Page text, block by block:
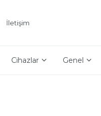
İletişim
Cihazlar Genel